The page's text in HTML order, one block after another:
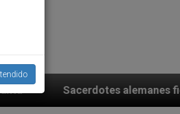
alemanes fieles al Papa